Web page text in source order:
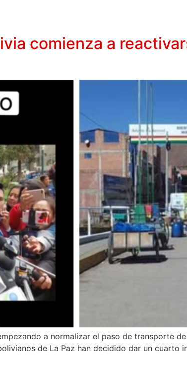
comienza a
a normalizar el paso de transporte
de La Paz han decidido dar un cuarto